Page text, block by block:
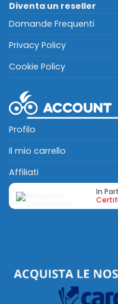
Diventa un reseller
Domande Frequenti
Privacy Policy
Cookie Policy
Profilo
Il mio carrello
Affiliati
In